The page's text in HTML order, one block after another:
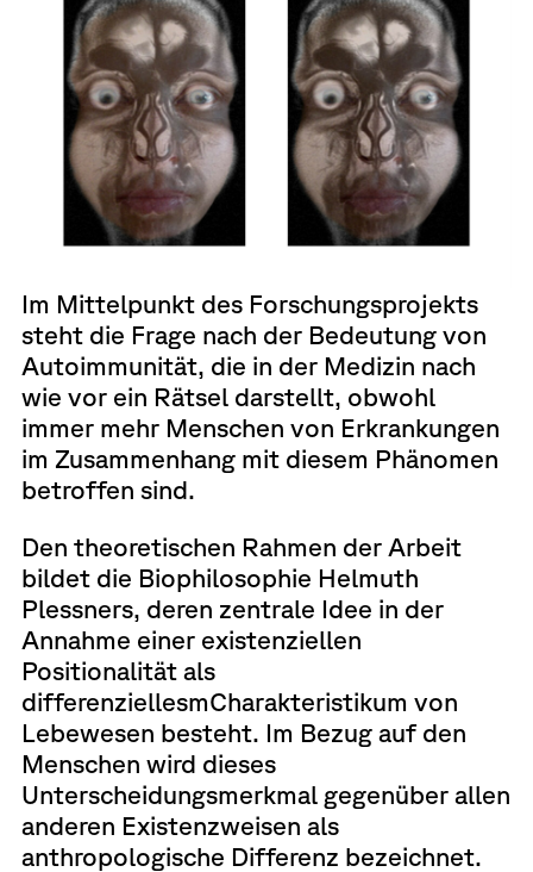
Im Mittelpunkt des Forschungsprojekts
steht die Frage nach der Bedeutung von
Autoimmunität, die in der Medizin nach
wie vor ein Rätsel darstellt, obwohl
immer mehr Menschen von Erkrankungen
im Zusammenhang mit diesem Phänomen
betroffen sind.
Den theoretischen Rahmen der Arbeit
bildet die Biophilosophie Helmuth
Plessners, deren zentrale Idee in der
Annahme einer existenziellen
Positionalität als
differenziellesmCharakteristikum von
Lebewesen besteht. Im Bezug auf den
Menschen wird dieses
Unterscheidungsmerkmal gegenüber allen
anderen Existenzweisen als
anthropologische Differenz bezeichnet.